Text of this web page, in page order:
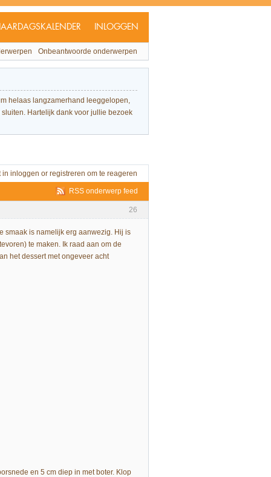
INLOGGEN
Onbeantwoorde onderwerpen
helaas langzamerhand leeggelopen,
Hartelijk dank voor jullie bezoek
in inloggen or registreren om te reageren
RSS onderwerp feed
26
smaak is namelijk erg aanwezig. Hij is
te maken. Ik raad aan om de
het dessert met ongeveer acht
en 5 cm diep in met boter. Klop